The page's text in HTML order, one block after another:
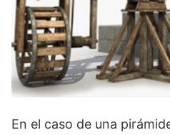
En el caso de una